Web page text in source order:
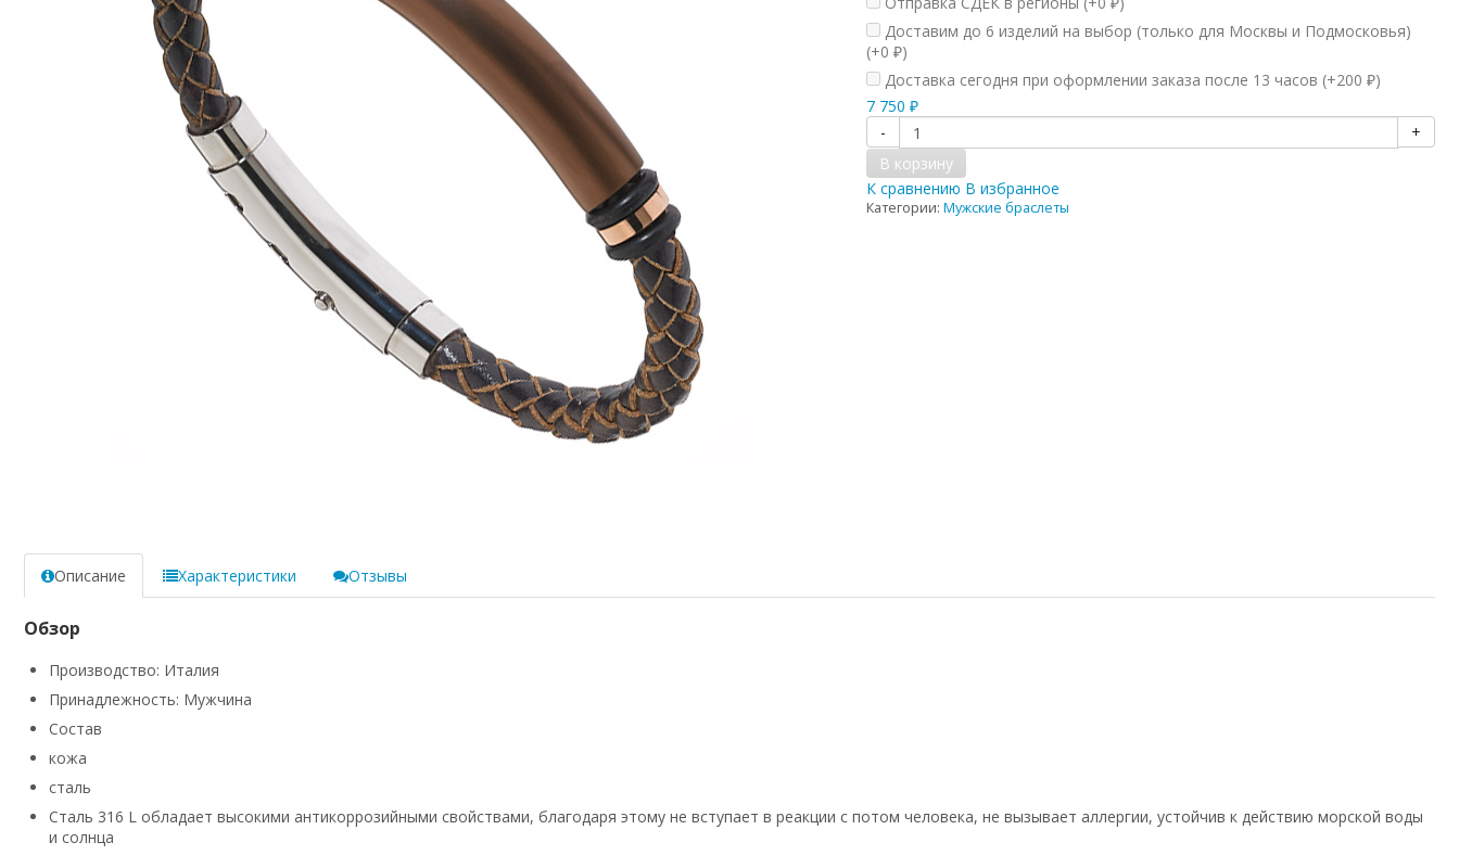
Доставим до 6 изделий на выбор (только для Москвы и Подмосковья)
(+0 ₽)
Доставка сегодня при оформлении заказа после 13 часов (+200 ₽)
7 750 ₽
-
+
В корзину
К сравнению В избранное
Категории: Мужские браслеты
Описание Характеристики Отзывы
Обзор
Производство: Италия
Принадлежность: Мужчина
Состав
кожа
сталь
Сталь 316 L обладает высокими антикоррозийными свойствами, благодаря этому не вступает в реакции с потом человека, не вызывает аллергии, устойчив к действию морской воды
и солнца